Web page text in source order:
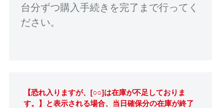
台分ずつ購入手続きを完了まで行ってく
ださい。
【恐れ入りますが、[○○]は在庫が不足しておりま
す。】と表示される場合、当日確保分の在庫が終了